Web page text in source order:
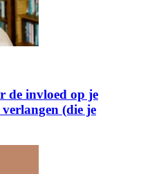
de invloed op je
verlangen (die je